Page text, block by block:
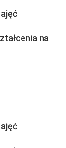
na